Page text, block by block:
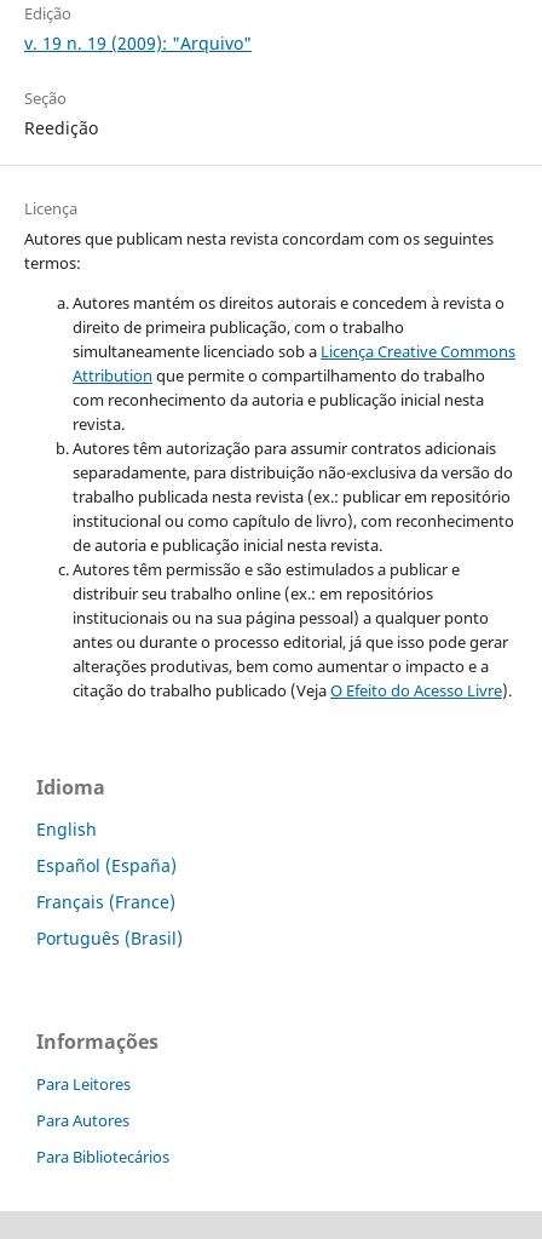
Edição
v. 19 n. 19 (2009): "Arquivo"
Seção
Reedição
Licença
Autores que publicam nesta revista concordam com os seguintes
termos:
Autores mantém os direitos autorais e concedem à revista o
direito de primeira publicação, com o trabalho
simultaneamente licenciado sob a Licença Creative Commons
Attribution que permite o compartilhamento do trabalho
com reconhecimento da autoria e publicação inicial nesta
revista.
Autores têm autorização para assumir contratos adicionais
separadamente, para distribuição não-exclusiva da versão do
trabalho publicada nesta revista (ex.: publicar em repositório
institucional ou como capítulo de livro), com reconhecimento
de autoria e publicação inicial nesta revista.
Autores têm permissão e são estimulados a publicar e
distribuir seu trabalho online (ex.: em repositórios
institucionais ou na sua página pessoal) a qualquer ponto
antes ou durante o processo editorial, já que isso pode gerar
alterações produtivas, bem como aumentar o impacto e a
citação do trabalho publicado (VejaO Efeito do Acesso Livre).
Idioma
English
Español (España)
Français (France)
Português (Brasil)
Informações
Para Leitores
Para Autores
Para Bibliotecários